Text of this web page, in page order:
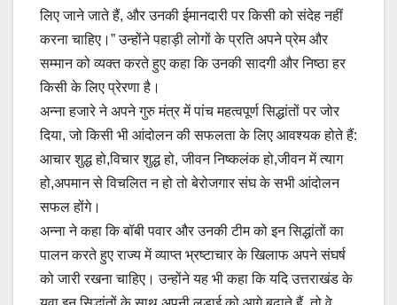
लिए जाने जाते हैं, और उनकी ईमानदारी पर किसी को संदेह नहीं
करना चाहिए।” उन्होंने पहाड़ी लोगों के प्रति अपने प्रेम और
सम्मान को व्यक्त करते हुए कहा कि उनकी सादगी और निष्ठा हर
किसी के लिए प्रेरणा है।
अन्ना हजारे ने अपने गुरु मंत्र में पांच महत्वपूर्ण सिद्धांतों पर जोर
दिया, जो किसी भी आंदोलन की सफलता के लिए आवश्यक होते हैं:
आचार शुद्ध हो,विचार शुद्ध हो, जीवन निष्कलंक हो,जीवन में त्याग
हो,अपमान से विचलित न हो तो बेरोजगार संघ के सभी आंदोलन
सफल होंगे।
अन्ना ने कहा कि बॉबी पवार और उनकी टीम को इन सिद्धांतों का
पालन करते हुए राज्य में व्याप्त भ्रष्टाचार के खिलाफ अपने संघर्ष
को जारी रखना चाहिए। उन्होंने यह भी कहा कि यदि उत्तराखंड के